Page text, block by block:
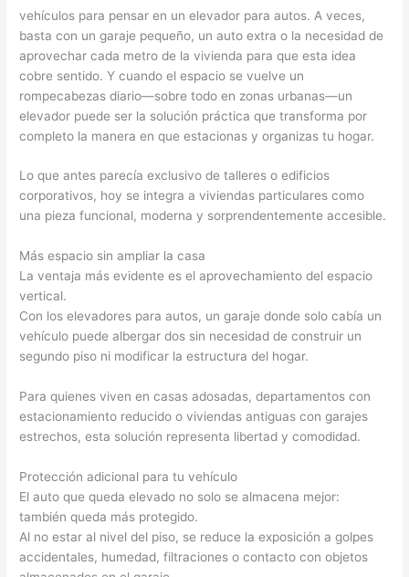
vehículos para pensar en un elevador para autos. A veces,
basta con un garaje pequeño, un auto extra o la necesidad de
aprovechar cada metro de la vivienda para que esta idea
cobre sentido. Y cuando el espacio se vuelve un
rompecabezas diario—sobre todo en zonas urbanas—un
elevador puede ser la solución práctica que transforma por
completo la manera en que estacionas y organizas tu hogar.
Lo que antes parecía exclusivo de talleres o edificios
corporativos, hoy se integra a viviendas particulares como
una pieza funcional, moderna y sorprendentemente accesible.
Más espacio sin ampliar la casa
La ventaja más evidente es el aprovechamiento del espacio
vertical.
Con los elevadores para autos, un garaje donde solo cabía un
vehículo puede albergar dos sin necesidad de construir un
segundo piso ni modificar la estructura del hogar.
Para quienes viven en casas adosadas, departamentos con
estacionamiento reducido o viviendas antiguas con garajes
estrechos, esta solución representa libertad y comodidad.
Protección adicional para tu vehículo
El auto que queda elevado no solo se almacena mejor:
también queda más protegido.
Al no estar al nivel del piso, se reduce la exposición a golpes
accidentales, humedad, filtraciones o contacto con objetos